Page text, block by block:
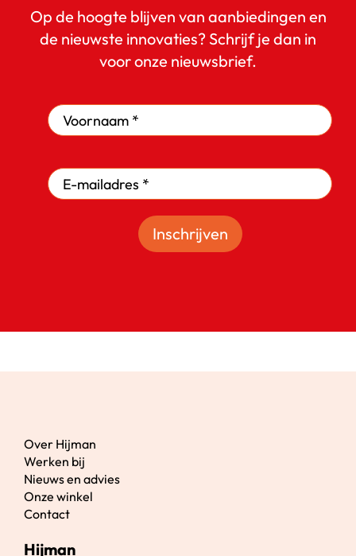
Op de hoogte blijven van aanbiedingen en
de nieuwste innovaties? Schrijf je dan in
voor onze nieuwsbrief.
Inschrijven
Over Hijman
Werken bij
Nieuws en advies
Onze winkel
Contact
Hijman